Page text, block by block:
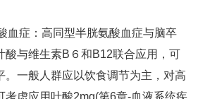
血症：高同型半胱氨酸血症与脑卒
酸与维生素B６和B12联合应用，可
。一般人群应以饮食调节为主，对高
考虑应用叶酸2mg(第6章-血液系统疾